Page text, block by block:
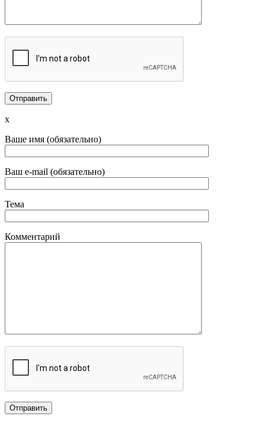
x
Ваше имя (обязательно)
Ваш e-mail (обязательно)
Тема
Комментарий